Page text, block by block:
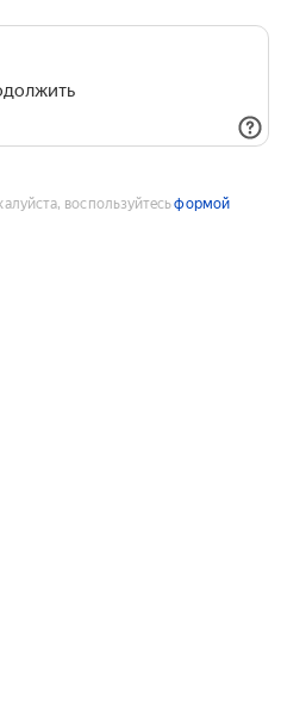
воспользуйтесьформой